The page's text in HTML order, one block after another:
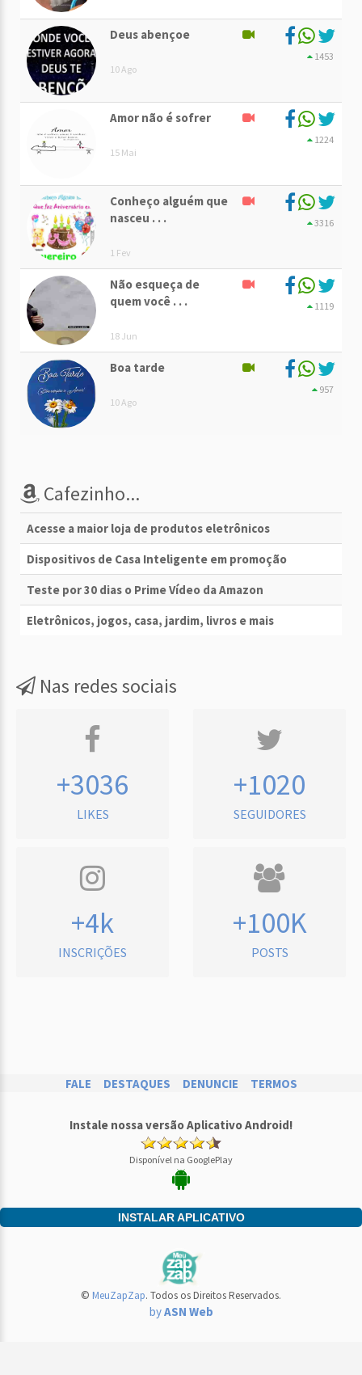
Deus abençoe
10 Ago
1453
Amor não é sofrer
15 Mai
1224
Conheço alguém que
nasceu . . .
1 Fev
3316
Não esqueça de
quem você . . .
18 Jun
1119
Boa tarde
10 Ago
957
Cafezinho...
Acesse a maior loja de produtos eletrônicos
Dispositivos de Casa Inteligente em promoção
Teste por 30 dias o Prime Vídeo da Amazon
Eletrônicos, jogos, casa, jardim, livros e mais
Nas redes sociais
+3036
LIKES
+1020
SEGUIDORES
+4k
INSCRIÇÕES
+100K
POSTS
FALE DESTAQUES DENUNCIE TERMOS
Instale nossa versão Aplicativo Android!
Disponível na GooglePlay
INSTALAR APLICATIVO
© MeuZapZap. Todos os Direitos Reservados.
byASN Web